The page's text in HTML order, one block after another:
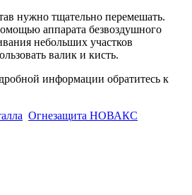
нужно тщательно перемешать.
аппарата безвоздушного
небольших участков
валик и кисть.
информации обратитесь к
Огнезащита НОВАКС